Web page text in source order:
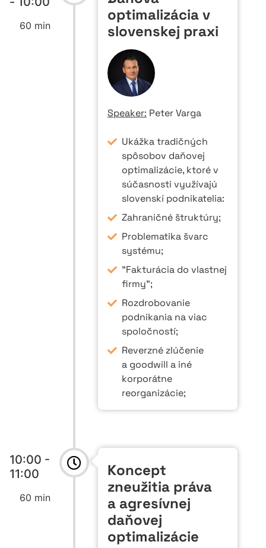
60 min
optimalizácia v
slovenskej praxi
Speaker: Peter Varga
Ukážka tradičných
spôsobov daňovej
optimalizácie, ktoré v
súčasnosti využívajú
slovenskí podnikatelia:
Zahraničné štruktúry;
Problematika švarc
systému;
"Fakturácia do vlastnej
firmy";
Rozdrobovanie
podnikania na viac
spoločností;
Reverzné zlúčenie
a goodwill a iné
korporátne
reorganizácie;
10:00 -
11:00
60 min
Koncept
zneužitia práva
a agresívnej
daňovej
optimalizácie